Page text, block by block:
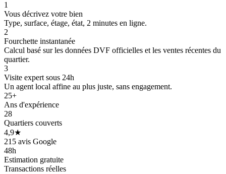
1
Vous décrivez votre bien
Type, surface, étage, état, 2 minutes en ligne.
2
Fourchette instantanée
Calcul basé sur les données DVF officielles et les ventes récentes du
quartier.
3
Visite expert sous 24h
Un agent local affine au plus juste, sans engagement.
25+
Ans d'expérience
28
Quartiers couverts
4,9★
215 avis Google
48h
Estimation gratuite
Transactions réelles